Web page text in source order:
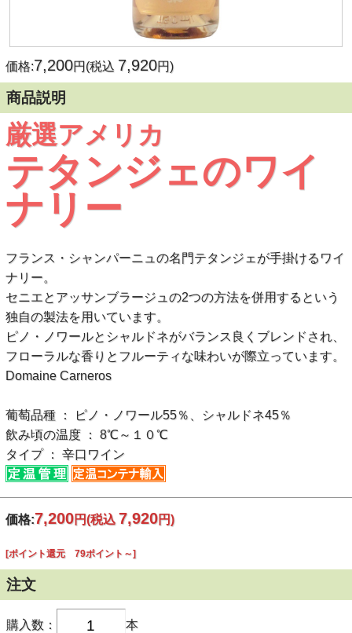
価格:7,200円(税込 7,920円)
商品説明
厳選アメリカ
テタンジェのワイ
ナリー
フランス・シャンパーニュの名門テタンジェが手掛けるワイ
ナリー。
セニエとアッサンブラージュの2つの方法を併用するという
独自の製法を用いています。
ピノ・ノワールとシャルドネがバランス良くブレンドされ、
フローラルな香りとフルーティな味わいが際立っています。
Domaine Carneros
葡萄品種 ： ピノ・ノワール55％、シャルドネ45％
飲み頃の温度 ： 8℃～１０℃
タイプ ： 辛口ワイン
価格:7,200円(税込 7,920円)
[ポイント還元 79ポイント～]
注文
購入数： 本